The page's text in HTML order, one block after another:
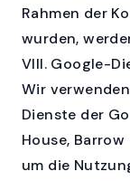
Rahmen der
wurden,
VIII. Google-
Wir
Dienste der
House,
um die